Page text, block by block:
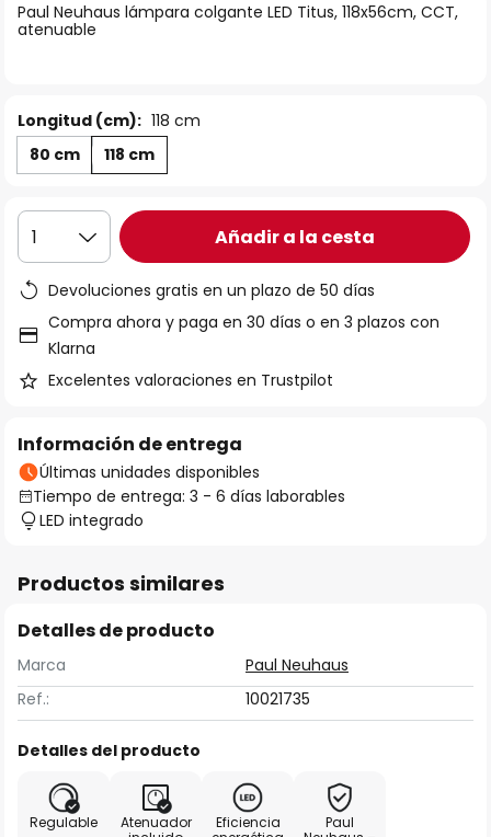
galería
de
Paul Neuhaus lámpara colgante LED Titus, 118x56cm, CCT,
atenuable
Longitud (cm): 118 cm
80 cm
118 cm
1 Añadir a la cesta
Devoluciones gratis en un plazo de 50 días
Compra ahora y paga en 30 días o en 3 plazos con
Klarna
Excelentes valoraciones en Trustpilot
Información de entrega
Últimas unidades disponibles
Tiempo de entrega: 3 - 6 días laborables
LED integrado
Productos similares
Detalles de producto
Marca
Paul Neuhaus
Ref.:
10021735
Detalles del producto
Regulable
Atenuador
Eficiencia
Paul